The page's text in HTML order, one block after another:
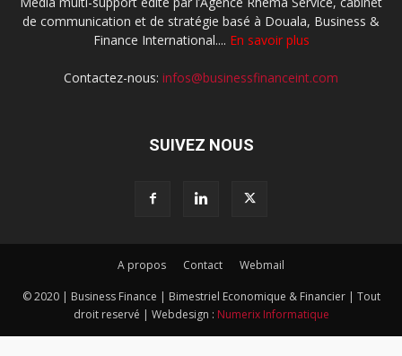
de communication et de stratégie basé à Douala, Business &
Finance International.... En savoir plus
Contactez-nous: infos@businessfinanceint.com
SUIVEZ NOUS
A propos Contact Webmail
© 2020 | Business Finance | Bimestriel Economique & Financier | Tout
droit reservé | Webdesign : Numerix Informatique